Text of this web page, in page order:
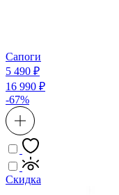
Сапоги
5 490 ₽
16 990 ₽
-67%
Скидка